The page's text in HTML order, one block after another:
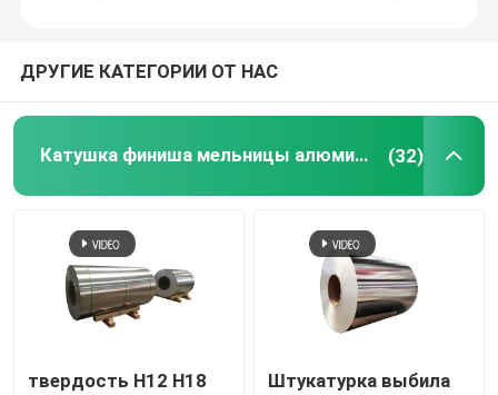
ДРУГИЕ КАТЕГОРИИ ОТ НАС
Катушка финиша мельницы алюминиевая (32)
твердость H12 H18
Штукатурка выбила